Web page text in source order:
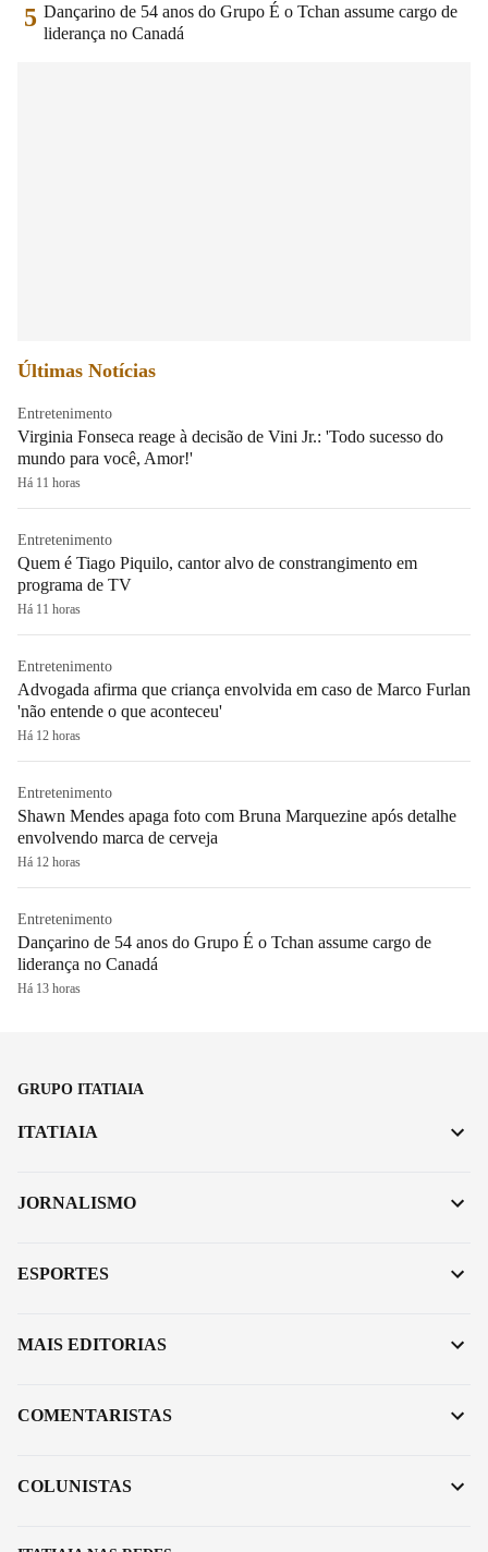
5 Dançarino de 54 anos do Grupo É o Tchan assume cargo de
liderança no Canadá
Últimas Notícias
Entretenimento
Virginia Fonseca reage à decisão de Vini Jr.: 'Todo sucesso do
mundo para você, Amor!'
Há 11 horas
Entretenimento
Quem é Tiago Piquilo, cantor alvo de constrangimento em
programa de TV
Há 11 horas
Entretenimento
Advogada afirma que criança envolvida em caso de Marco Furlan
'não entende o que aconteceu'
Há 12 horas
Entretenimento
Shawn Mendes apaga foto com Bruna Marquezine após detalhe
envolvendo marca de cerveja
Há 12 horas
Entretenimento
Dançarino de 54 anos do Grupo É o Tchan assume cargo de
liderança no Canadá
Há 13 horas
GRUPO ITATIAIA
ITATIAIA
JORNALISMO
ESPORTES
MAIS EDITORIAS
COMENTARISTAS
COLUNISTAS